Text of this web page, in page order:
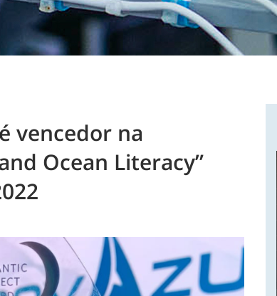
vencedor na
Ocean Literacy”